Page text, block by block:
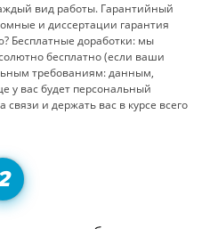
вид работы. Гарантийный
и диссертации гарантия
Бесплатные доработки: мы
бесплатно (если ваши
требованиям: данным,
у вас будет персональный
и держать вас в курсе всего